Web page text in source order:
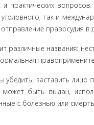
практических
так и
правосудия в
различные названия:
заставить лицо
быть выдан,
с болезнью или